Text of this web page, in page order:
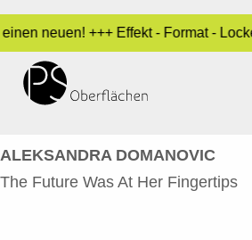
neuen! +++ Effekt - Format -
DOMANOVIC,
FUTURE WAS AT HER
ALEKSANDRA DOMANOVIC
The Future Was At Her Fingertips